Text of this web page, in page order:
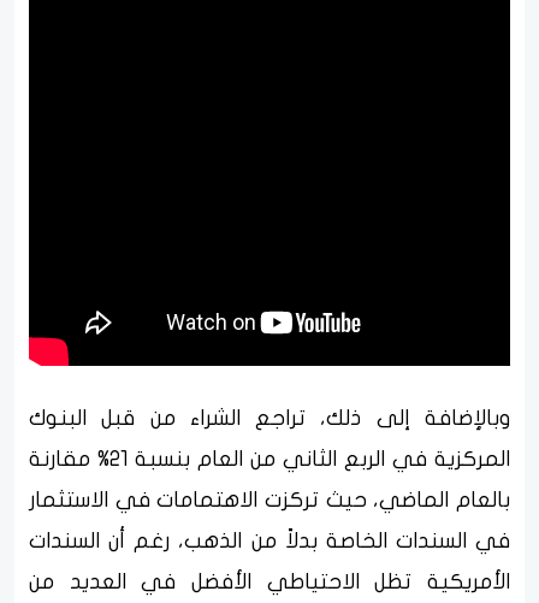
وبالإضافة إلى ذلك، تراجع الشراء من قبل البنوك
المركزية في الربع الثاني من العام بنسبة 21% مقارنة
بالعام الماضي، حيث تركزت الاهتمامات في الاستثمار
في السندات الخاصة بدلاً من الذهب، رغم أن السندات
الأمريكية تظل الاحتياطي الأفضل في العديد من